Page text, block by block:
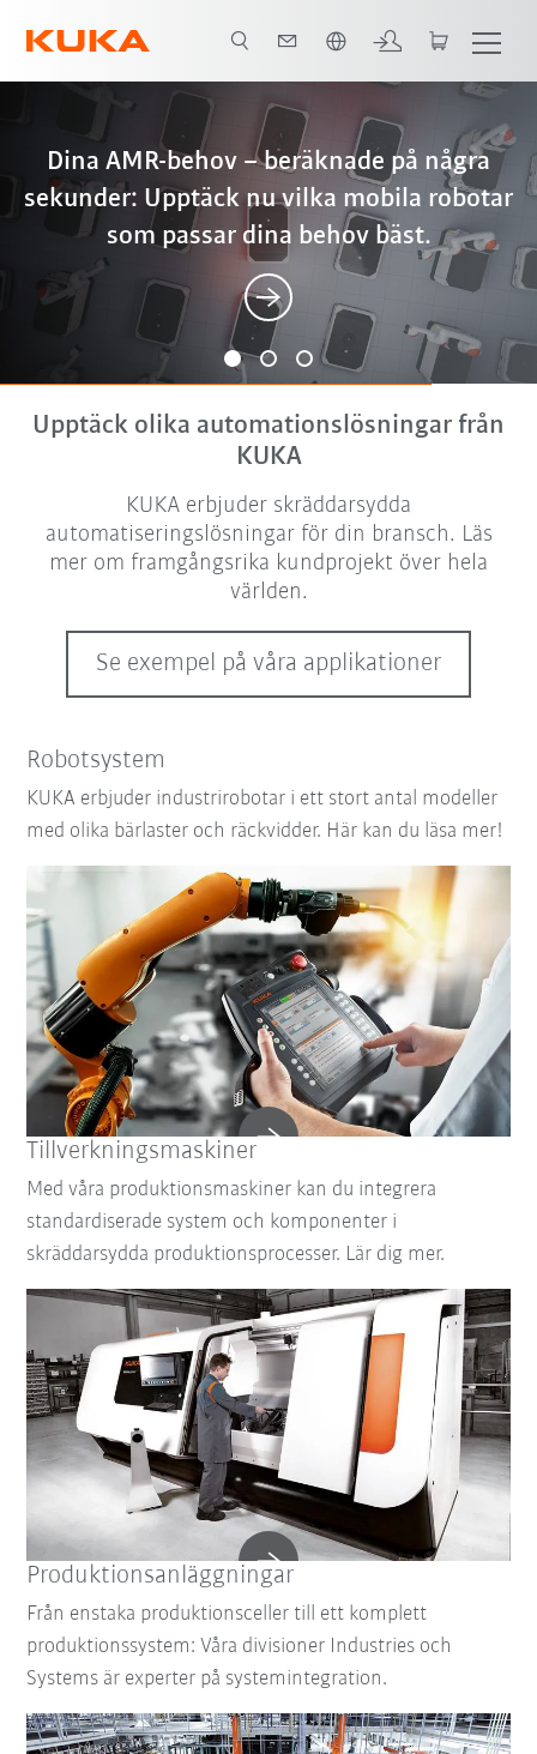
Dina AMR-behov – beräknade på några
sekunder: Upptäck nu vilka mobila robotar
som passar dina behov bäst.
Better, cheaper, more sustainable – why
friction stir welding is the optimal
solution for battery housings
iiQWorks: Konsekvent digital teknik – från
konfiguration och simulering till
offlineprogrammering med smidig
datautbyte i planering och tillverkning.
Upptäck olika automationslösningar från
KUKA
KUKA erbjuder skräddarsydda
automatiseringslösningar för din bransch. Läs
mer om framgångsrika kundprojekt över hela
världen.
Se exempel på våra applikationer
Robotsystem
KUKA erbjuder industrirobotar i ett stort antal modeller
med olika bärlaster och räckvidder. Här kan du läsa mer!
Tillverkningsmaskiner
Med våra produktionsmaskiner kan du integrera
standardiserade system och komponenter i
skräddarsydda produktionsprocesser. Lär dig mer.
Produktionsanläggningar
Från enstaka produktionsceller till ett komplett
produktionssystem: Våra divisioner Industries och
Systems är experter på systemintegration.